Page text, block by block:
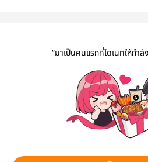
“มาเป็นคนแรกที่โดเนทให้กำลั